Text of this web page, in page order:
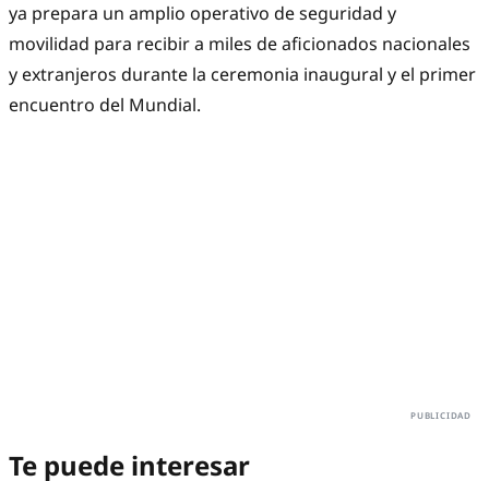
ya prepara un amplio operativo de seguridad y
movilidad para recibir a miles de aficionados nacionales
y extranjeros durante la ceremonia inaugural y el primer
encuentro del Mundial.
Te puede interesar